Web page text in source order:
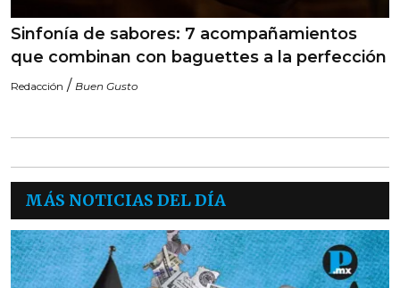
Sinfonía de sabores: 7 acompañamientos
que combinan con baguettes a la perfección
Redacción / Buen Gusto
MÁS NOTICIAS DEL DÍA